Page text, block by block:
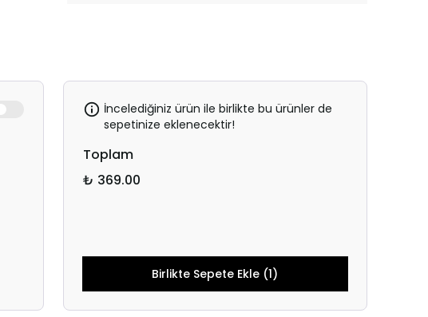
İncelediğiniz ürün ile birlikte bu ürünler de
sepetinize eklenecektir!
Toplam
₺ 369.00
Birlikte Sepete Ekle (1)